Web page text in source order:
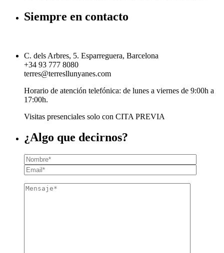
Siempre en contacto
C. dels Arbres, 5. Esparreguera, Barcelona
+34 93 777 8080
terres@terresllunyanes.com
Horario de atención telefónica: de lunes a viernes de 9:00h a
17:00h.
Visitas presenciales solo con CITA PREVIA
¿Algo que decirnos?